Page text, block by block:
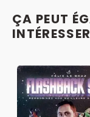
ÇA PEUT
INTÉRESSER